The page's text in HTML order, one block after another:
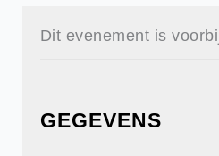
Dit evenement is
GEGEVENS